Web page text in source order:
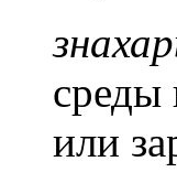
среды
или